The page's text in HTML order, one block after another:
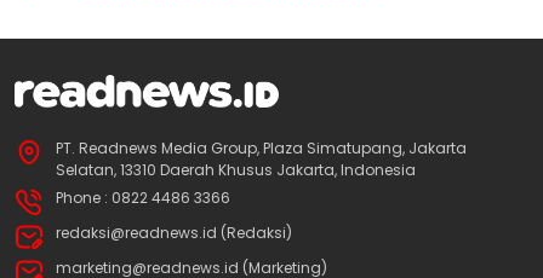
PT. Readnews Media Group, Plaza Simatupang, Jakarta
Selatan, 13310 Daerah Khusus Jakarta, Indonesia
Phone : 0822 4486 3366
redaksi@readnews.id (Redaksi)
marketing@readnews.id (Marketing)